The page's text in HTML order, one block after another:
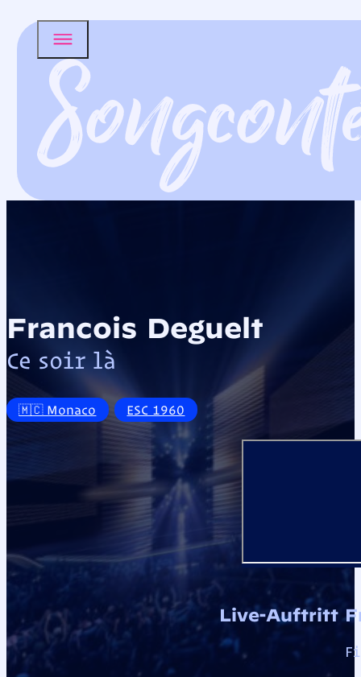
Francois Deguelt
Ce soir là
🇲🇨 Monaco ESC 1960
Live-Auftritt